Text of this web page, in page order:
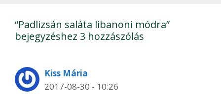
“Padlizsán saláta libanoni módra”
bejegyzéshez 3 hozzászólás
Kiss Mária
2017-08-30 - 10:26